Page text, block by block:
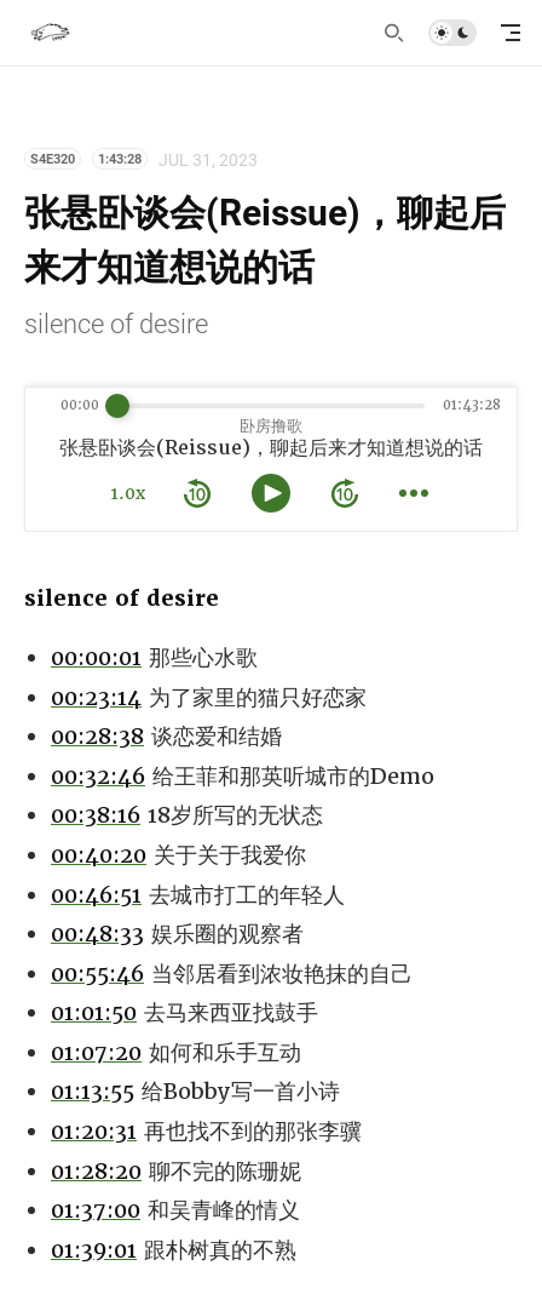
S4E320 1:43:28 JUL 31, 2023
张悬卧谈会(Reissue)，聊起后
来才知道想说的话
silence of desire
卧房撸歌
张悬卧谈会(Reissue)，聊起后来才知道想说的话
1.0x
00:00 01:43:28
silence of desire
00:00:01 那些心水歌
00:23:14 为了家里的猫只好恋家
00:28:38 谈恋爱和结婚
00:32:46 给王菲和那英听城市的Demo
00:38:16 18岁所写的无状态
00:40:20 关于关于我爱你
00:46:51 去城市打工的年轻人
00:48:33 娱乐圈的观察者
00:55:46 当邻居看到浓妆艳抹的自己
01:01:50 去马来西亚找鼓手
01:07:20 如何和乐手互动
01:13:55 给Bobby写一首小诗
01:20:31 再也找不到的那张李骥
01:28:20 聊不完的陈珊妮
01:37:00 和吴青峰的情义
01:39:01 跟朴树真的不熟